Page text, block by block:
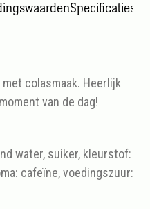
Specificaties
colasmaak. Heerlijk
van de dag!
water, suiker, kleurstof:
cafeïne, voedingszuur: